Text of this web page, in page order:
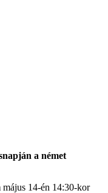
a német
május 14-én 14:30-kor